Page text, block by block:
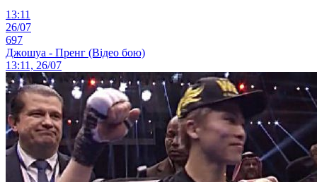
13:11
26/07
697
Джошуа - Пренг (Відео бою)
13:11, 26/07